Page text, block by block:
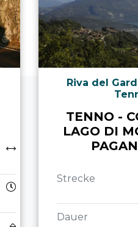
Riva del
TENNO -
LAGO DI
Strecke
Dauer